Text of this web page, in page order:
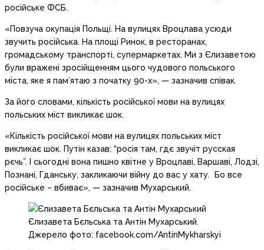
російське ФСБ.
«Повзуча окупація Польщі. На вулицях Вроцлава усюди
звучить російська. На площі Ринок, в ресторанах,
громадському транспорті, супермаркетах. Ми з Єлизаветою
були вражені зросійщенням цього чудового польського
міста, яке я пам’ятаю з початку 90-х», — зазначив співак.
За його словами, кількість російської мови на вулицях
польських міст викликає шок.
«Кількість російської мови на вулицях польських міст
викликає шок. Путін казав: “росія там, гдє звучіт русская
рєчь”. І сьогодні вона пишно квітне у Вроцлаві, Варшаві, Лодзі,
Познані, Гданську, закликаючи війну до вас у хату. Бо все
російське – вбиває», — зазначив Мухарський.
Єлизавета Бєльська та Антін Мухарський.
Джерело фото: facebook.com/AntinMykharskyi